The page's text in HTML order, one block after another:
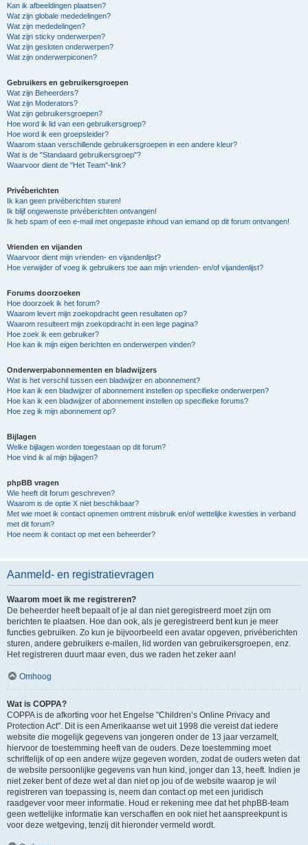
Kan ik afbeeldingen plaatsen?
Wat zijn globale mededelingen?
Wat zijn mededelingen?
Wat zijn sticky onderwerpen?
Wat zijn gesloten onderwerpen?
Wat zijn onderwerpiconen?
Gebruikers en gebruikersgroepen
Wat zijn Beheerders?
Wat zijn Moderators?
Wat zijn gebruikersgroepen?
Hoe word ik lid van een gebruikersgroep?
Hoe word ik een groepsleider?
Waarom staan verschillende gebruikersgroepen in een andere kleur?
Wat is de "Standaard gebruikersgroep"?
Waarvoor dient de "Het Team"-link?
Privéberichten
Ik kan geen privéberichten sturen!
Ik blijf ongewenste privéberichten ontvangen!
Ik heb spam of een e-mail met ongepaste inhoud van iemand op dit forum ontvangen!
Vrienden en vijanden
Waarvoor dient mijn vrienden- en vijandenlijst?
Hoe verwijder of voeg ik gebruikers toe aan mijn vrienden- en/of vijandenlijst?
Forums doorzoeken
Hoe doorzoek ik het forum?
Waarom levert mijn zoekopdracht geen resultaten op?
Waarom resulteert mijn zoekopdracht in een lege pagina?
Hoe zoek ik een gebruiker?
Hoe kan ik mijn eigen berichten en onderwerpen vinden?
Onderwerpabonnementen en bladwijzers
Wat is het verschil tussen een bladwijzer en abonnement?
Hoe kan ik een bladwijzer of abonnement instellen op specifieke onderwerpen?
Hoe kan ik een bladwijzer of abonnement instellen op specifieke forums?
Hoe zeg ik mijn abonnement op?
Bijlagen
Welke bijlagen worden toegestaan op dit forum?
Hoe vind ik al mijn bijlagen?
phpBB vragen
Wie heeft dit forum geschreven?
Waarom is de optie X niet beschikbaar?
Met wie moet ik contact opnemen omtrent misbruik en/of wettelijke kwesties in verband
met dit forum?
Hoe neem ik contact op met een beheerder?
Aanmeld- en registratievragen
Waarom moet ik me registreren?
De beheerder heeft bepaalt of je al dan niet geregistreerd moet zijn om
berichten te plaatsen. Hoe dan ook, als je geregistreerd bent kun je meer
functies gebruiken. Zo kun je bijvoorbeeld een avatar opgeven, privéberichten
sturen, andere gebruikers e-mailen, lid worden van gebruikersgroepen, enz.
Het registreren duurt maar even, dus we raden het zeker aan!
Omhoog
Wat is COPPA?
COPPA is de afkorting voor het Engelse "Children’s Online Privacy and
Protection Act". Dit is een Amerikaanse wet uit 1998 die vereist dat iedere
website die mogelijk gegevens van jongeren onder de 13 jaar verzamelt,
hiervoor de toestemming heeft van de ouders. Deze toestemming moet
schriftelijk of op een andere wijze gegeven worden, zodat de ouders weten dat
de website persoonlijke gegevens van hun kind, jonger dan 13, heeft. Indien je
niet zeker bent of deze wet al dan niet op jou of de website waarop je wil
registreren van toepassing is, neem dan contact op met een juridisch
raadgever voor meer informatie. Houd er rekening mee dat het phpBB-team
geen wettelijke informatie kan verschaffen en ook niet het aanspreekpunt is
voor deze wetgeving, tenzij dit hieronder vermeld wordt.